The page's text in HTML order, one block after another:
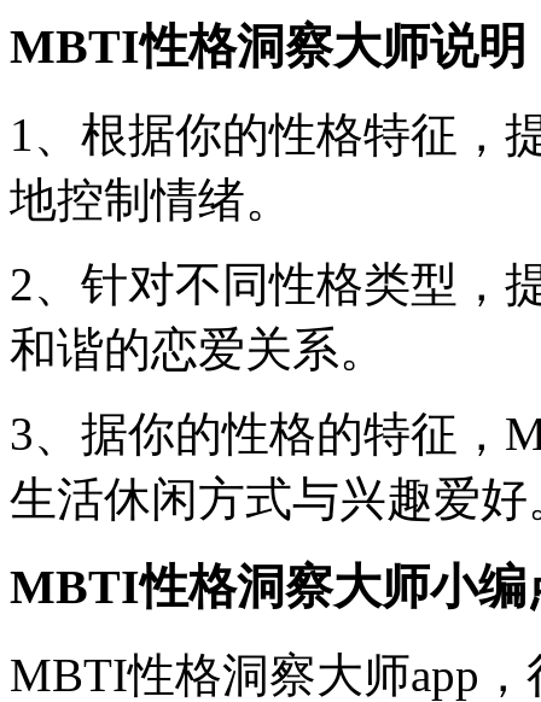
MBTI性格洞察大师说明
1、根据你的性格特征，
地控制情绪。
2、针对不同性格类型，
和谐的恋爱关系。
3、据你的性格的特征，
生活休闲方式与兴趣爱好
MBTI性格洞察大师小编
MBTI性格洞察大师app